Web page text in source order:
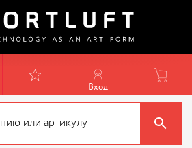
Вход